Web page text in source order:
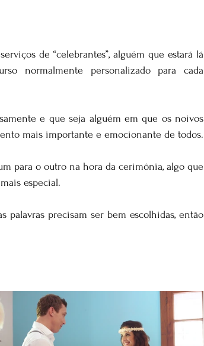
de “celebrantes”, alguém que estará lá
normalmente personalizado para cada
e que seja alguém em que os noivos
mais importante e emocionante de todos.
para o outro na hora da cerimônia, algo que
especial.
palavras precisam ser bem escolhidas, então